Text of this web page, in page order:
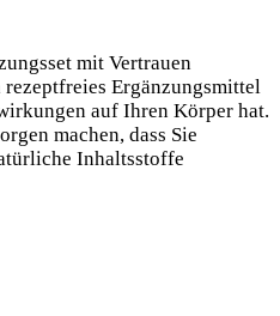
mit Vertrauen
rezeptfreies Ergänzungsmittel
auf Ihren Körper hat.
machen, dass Sie
Inhaltsstoffe